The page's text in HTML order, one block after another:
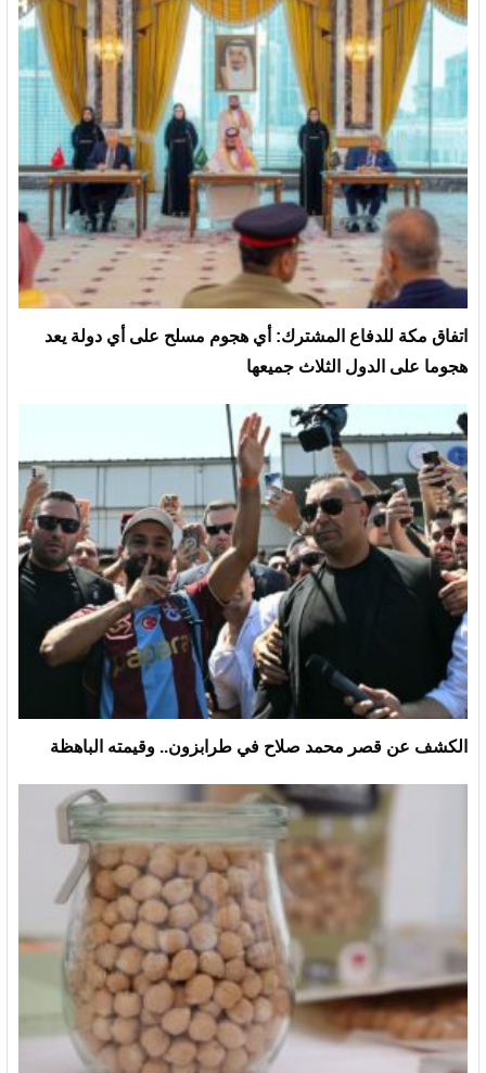
‏اتفاق مكة للدفاع المشترك: أي هجوم مسلح على أي دولة يعد
هجوما على الدول الثلاث جميعها
الكشف عن قصر محمد صلاح في طرابزون.. وقيمته الباهظة